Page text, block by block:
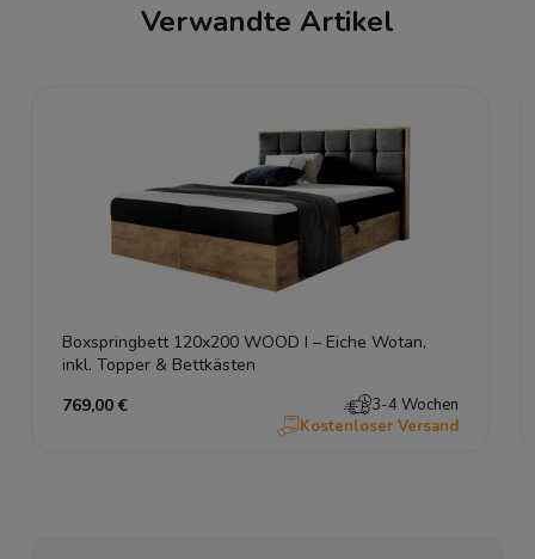
Verwandte Artikel
Boxspringbett 120x200 WOOD I – Eiche Wotan,
inkl. Topper & Bettkästen
769,00 €
3-4 Wochen
Kostenloser Versand